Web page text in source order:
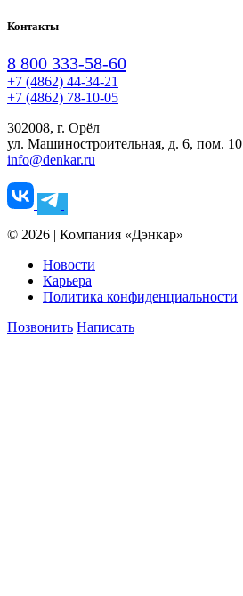
Контакты
8 800 333-58-60
+7 (4862) 44-34-21
+7 (4862) 78-10-05
302008, г. Орёл
ул. Машиностроительная, д. 6, пом. 10
info@denkar.ru
© 2026 | Компания «Дэнкар»
Новости
Карьера
Политика конфиденциальности
Позвонить Написать